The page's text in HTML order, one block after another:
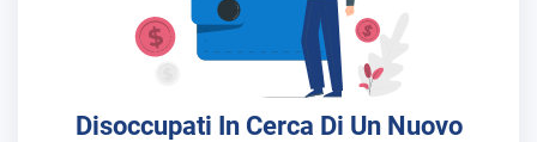
Disoccupati In Cerca Di Un Nuovo